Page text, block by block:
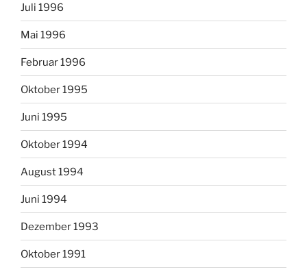
Juli 1996
Mai 1996
Februar 1996
Oktober 1995
Juni 1995
Oktober 1994
August 1994
Juni 1994
Dezember 1993
Oktober 1991